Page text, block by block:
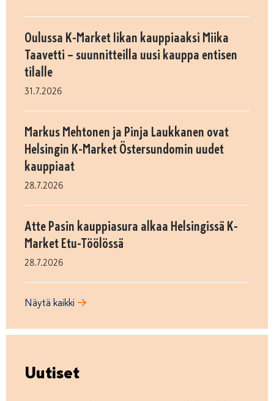
Oulussa K-Market Iikan kauppiaaksi Miika
Taavetti – suunnitteilla uusi kauppa entisen
tilalle
31.7.2026
Markus Mehtonen ja Pinja Laukkanen ovat
Helsingin K-Market Östersundomin uudet
kauppiaat
28.7.2026
Atte Pasin kauppiasura alkaa Helsingissä K-
Market Etu-Töölössä
28.7.2026
Näytä kaikki
Uutiset